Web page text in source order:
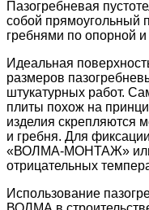
Пазогребневая
собой прямоугольный
гребнями по опорной
Идеальная
размеров
штукатурных работ.
плиты похож на
изделия скрепляются
и гребня. Для
«ВОЛМА-МОНТАЖ»
отрицательных
Использование